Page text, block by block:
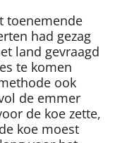
toenemende
had gezag
land gevraagd
te komen
ook
de emmer
de koe zette,
koe moest